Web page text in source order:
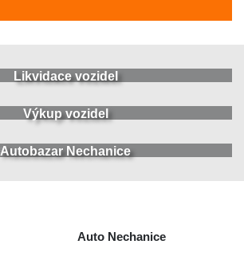
Likvidace vozidel
Výkup vozidel
Autobazar Nechanice
Auto Nechanice